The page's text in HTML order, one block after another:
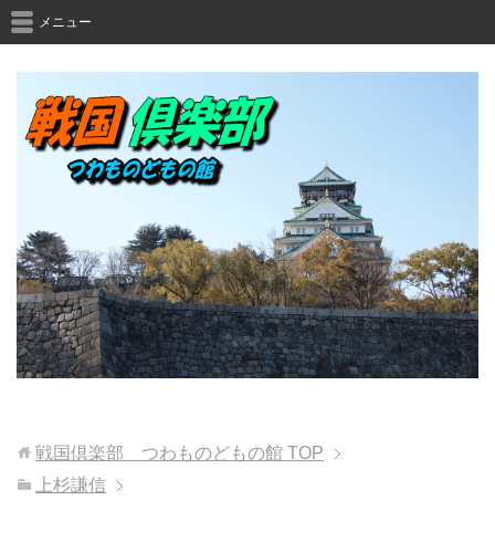
メニュー
戦国倶楽部 つわものどもの館 TOP
上杉謙信